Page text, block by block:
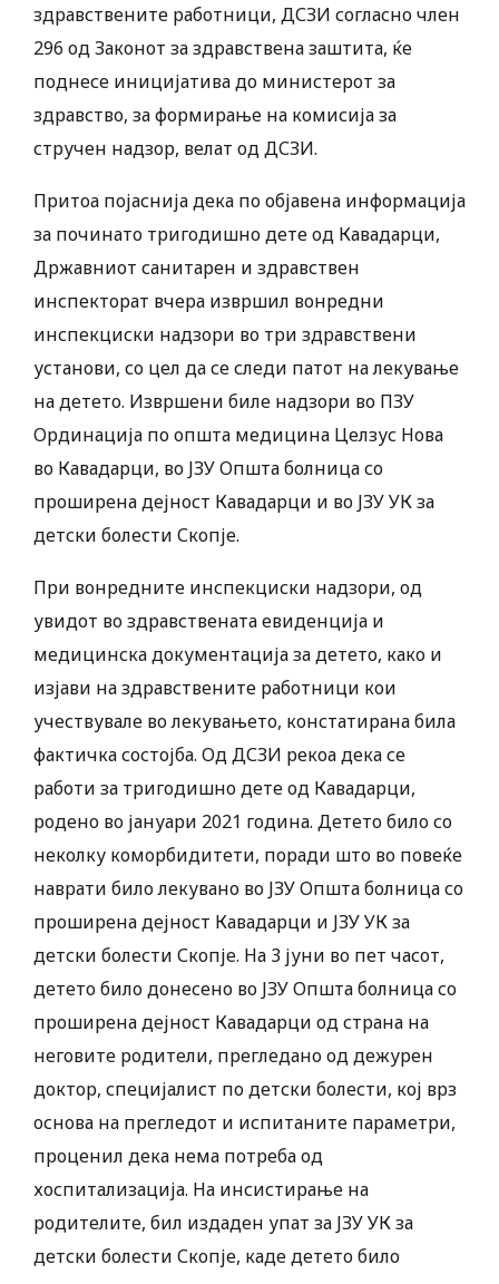
здравствените работници, ДСЗИ согласно член
296 од Законот за здравствена заштита, ќе
поднесе иницијатива до министерот за
здравство, за формирање на комисија за
стручен надзор, велат од ДСЗИ.
Притоа појаснија дека по објавена информација
за починато тригодишно дете од Кавадарци,
Државниот санитарен и здравствен
инспекторат вчера извршил вонредни
инспекциски надзори во три здравствени
установи, со цел да се следи патот на лекување
на детето. Извршени биле надзори во ПЗУ
Ординација по општа медицина Целзус Нова
во Кавадарци, во ЈЗУ Општа болница со
проширена дејност Кавадарци и во ЈЗУ УК за
детски болести Скопје.
При вонредните инспекциски надзори, од
увидот во здравствената евиденција и
медицинска документација за детето, како и
изјави на здравствените работници кои
учествувале во лекувањето, констатирана била
фактичка состојба. Од ДСЗИ рекоа дека се
работи за тригодишно дете од Кавадарци,
родено во јануари 2021 година. Детето било со
неколку коморбидитети, поради што во повеќе
наврати било лекувано во ЈЗУ Општа болница со
проширена дејност Кавадарци и ЈЗУ УК за
детски болести Скопје. На 3 јуни во пет часот,
детето било донесено во ЈЗУ Општа болница со
проширена дејност Кавадарци од страна на
неговите родители, прегледано од дежурен
доктор, специјалист по детски болести, кој врз
основа на прегледот и испитаните параметри,
проценил дека нема потреба од
хоспитализација. На инсистирање на
родителите, бил издаден упат за ЈЗУ УК за
детски болести Скопје, каде детето било